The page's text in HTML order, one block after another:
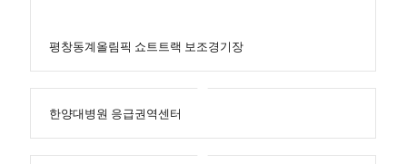
평창동계올림픽 쇼트트랙 보조경기장
한양대병원 응급권역센터